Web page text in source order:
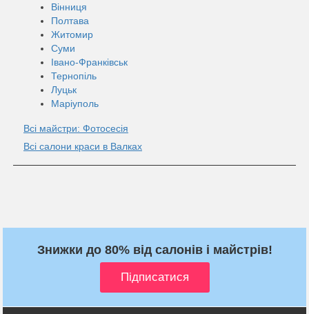
Вінниця
Полтава
Житомир
Суми
Івано-Франківськ
Тернопіль
Луцьк
Маріуполь
Всі майстри: Фотосесія
Всі салони краси в Валках
Знижки до 80% від салонів і майстрів!